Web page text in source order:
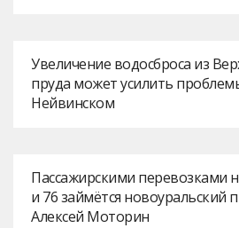
Увеличение водосброса из
пруда может усилить
Нейвинском
Пассажирскими перевозками
и 76 займётся новоуральский
Алексей Моторин